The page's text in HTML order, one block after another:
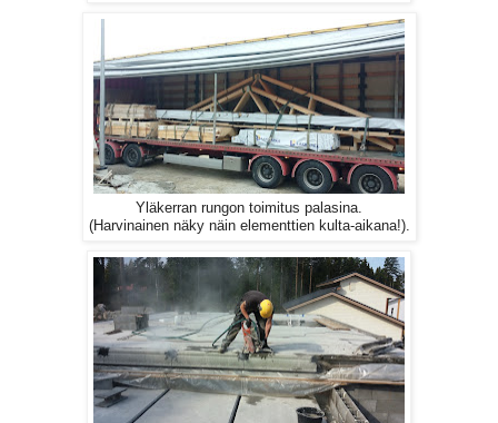
Yläkerran rungon toimitus palasina.
(Harvinainen näky näin elementtien kulta-aikana!).